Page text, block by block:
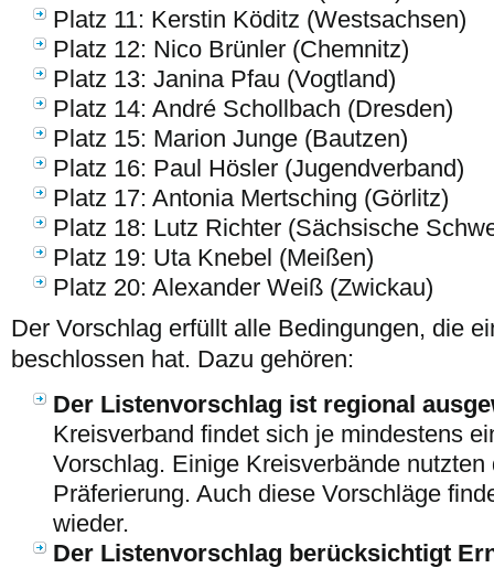
Platz 11: Kerstin Köditz (Westsachsen)
Platz 12: Nico Brünler (Chemnitz)
Platz 13: Janina Pfau (Vogtland)
Platz 14: André Schollbach (Dresden)
Platz 15: Marion Junge (Bautzen)
Platz 16: Paul Hösler (Jugendverband)
Platz 17: Antonia Mertsching (Görlitz)
Platz 18: Lutz Richter (Sächsische
Platz 19: Uta Knebel (Meißen)
Platz 20: Alexander Weiß (Zwickau)
Der Vorschlag erfüllt alle Bedingungen, die
beschlossen hat. Dazu gehören:
Der Listenvorschlag ist regional
Kreisverband findet sich je mindestens
Vorschlag. Einige Kreisverbände
Präferierung. Auch diese Vorschläge
wieder.
Der Listenvorschlag berücksichtigt